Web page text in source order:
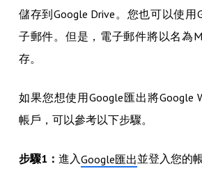
儲存到Google Drive。您也可以使用
子郵件。但是，電子郵件將以名為
存。
如果您想使用Google匯出將Google
帳戶，可以參考以下步驟。
步驟1： 進入Google匯出並登入您的帳